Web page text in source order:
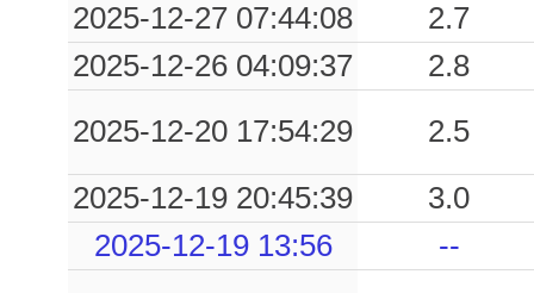
2025-12-27 07:44:08
2.7
2025-12-26 04:09:37
2.8
2025-12-20 17:54:29
2.5
2025-12-19 20:45:39
3.0
2025-12-19 13:56
--